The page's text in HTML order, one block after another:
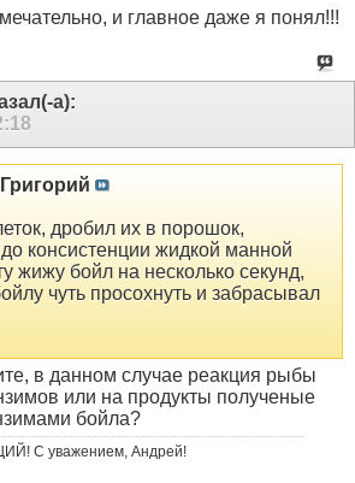
и главное даже я понял!!!
а):
Григорий
дробил их в порошок,
консистенции жидкой манной
жижу бойл на несколько секунд,
чуть просохнуть и забрасывал
в данном случае реакция рыбы
или на продукты полученые
бойла?
С уважением, Андрей!